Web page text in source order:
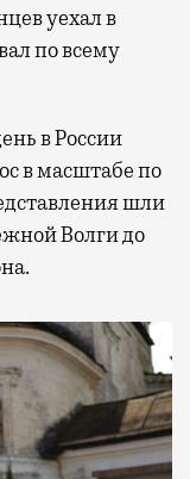
уехал в
по всему
в России
в масштабе по
шли
Волги до